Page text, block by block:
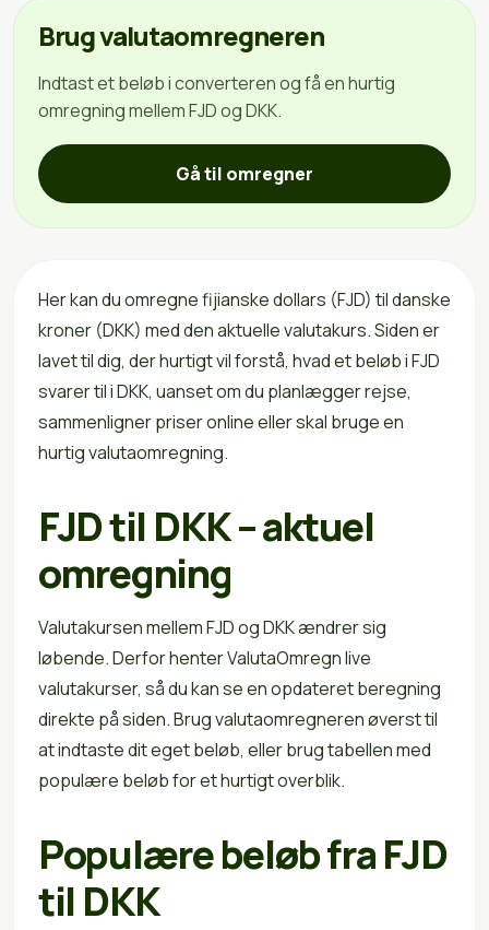
Brug valutaomregneren
Indtast et beløb i converteren og få en hurtig
omregning mellem FJD og DKK.
Gå til omregner
Her kan du omregne fijianske dollars (FJD) til danske
kroner (DKK) med den aktuelle valutakurs. Siden er
lavet til dig, der hurtigt vil forstå, hvad et beløb i FJD
svarer til i DKK, uanset om du planlægger rejse,
sammenligner priser online eller skal bruge en
hurtig valutaomregning.
FJD til DKK – aktuel
omregning
Valutakursen mellem FJD og DKK ændrer sig
løbende. Derfor henter ValutaOmregn live
valutakurser, så du kan se en opdateret beregning
direkte på siden. Brug valutaomregneren øverst til
at indtaste dit eget beløb, eller brug tabellen med
populære beløb for et hurtigt overblik.
Populære beløb fra FJD
til DKK